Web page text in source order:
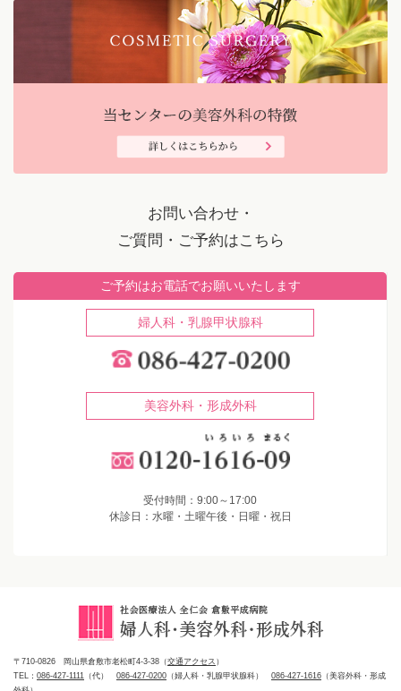
お問い合わせ・
ご質問・ご予約はこちら
ご予約はお電話でお願いいたします
婦人科・乳腺甲状腺科
美容外科・形成外科
受付時間：9:00～17:00
休診日：水曜・土曜午後・日曜・祝日
〒710-0826 岡山県倉敷市老松町4-3-38（交通アクセス ）
TEL： 086-427-1111 （代） 086-427-0200 （婦人科・乳腺甲状腺科） 086-427-1616 （美容外科・形成